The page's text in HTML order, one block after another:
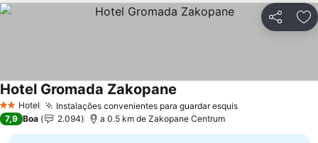
Partilhar
2 Estrelas
Hotel Instalações convenientes para guardar esquis
Hotel Gromada Zakopane
7,9 Boa 2.094 a 0.5 km de Zakopane Centrum